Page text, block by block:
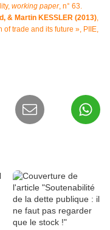
working paper, n° 63.
& Martin KESSLER (2013),
trade and its future », PIIE,